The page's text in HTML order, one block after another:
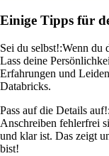
Einige Tipps für
Sei du selbst!:Wenn du
Lass deine
Erfahrungen und
Databricks.
Pass auf die Details auf!:
Anschreiben fehlerfrei
und klar ist. Das zeigt
bist!